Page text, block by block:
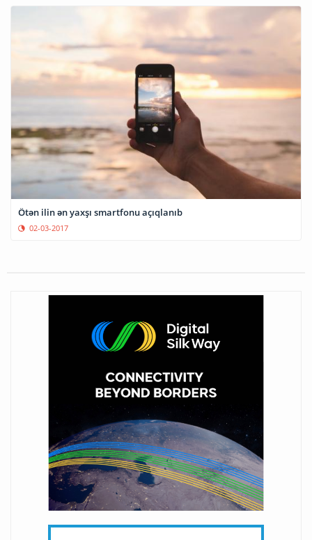
Ötən ilin ən yaxşı smartfonu açıqlanıb
02-03-2017